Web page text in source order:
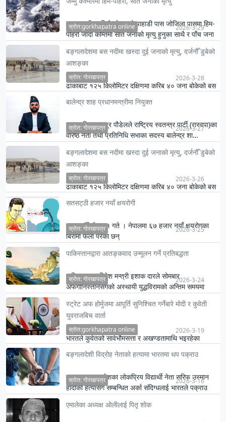
जम्मु कश्मीर नजिकैको अग्लो पाहाडी पास जोजिला पासमा हिम-
पहिरो जाँदा कम्तिमा सात जनाको मृत्यु हुनुका साथै र पाँच जना
स्रोत:gorkhapatra online 2026-3-29
बङ्गलादेशमा बस नदीमा खस्दा दुई जनाको मृत्यु, दर्जनौँ डुबेको
आशङ्का
ढाकाबाट १२५ किलोमिटर दक्षिणमा करिब ४० जना बोकेको बस
दुर्घटना भई नदीमा डुब्दा यसमा सवार अधिकांश नदीमा डुवेको
आशङ्का गरिए…
स्रोत: गोरखापत्र 2026-3-28
बालेन्द्र शाह प्रधानमन्त्रीमा नियुक्त
राष्ट्रपति रामचन्द्र पौडेलले राष्ट्रिय स्वतन्त्र पार्टी (रास्वपा)का
वरिष्ठ नेता तथा प्रतिनिधि सभाका सदस्य बालेन्द्र शा…
स्रोत: गोरखापत्र 2026-3-27
बङ्गलादेशमा बस नदीमा खस्दा दुई जनाको मृत्यु, दर्जनौँ डुबेको
आशङ्का
ढाकाबाट १२५ किलोमिटर दक्षिणमा करिब ४० जना बोकेको बस
दुर्घटना भई नदीमा डुब्दा यसमा सवार अधिकांश नदीमा डुवेको
आशङ्का गरिए…
स्रोत: गोरखापत्र 2026-3-26
सतसट्ठी हजार नयाँ क्षयरोगी
काठमाडौँ, चैत ११ गते । नेपालमा ६७ हजार नयाँ क्षयरोगका
बिरामी फेला परेका छन्
स्रोत: गोरखापत्र 2026-3-25
पाकिस्तानद्वारा आतङ्कवाद उन्मूलन गर्ने प्रतिबद्धता
पाकिस्तानका विदेश मन्त्री इशाक दारले सोमबार
अफगानिस्तानसँगको अस्थायी युद्धविरामको अन्तिम समयमा
स्रोत: गोरखापत्र 2026-3-24
स्ट्रेट अफ होर्मुजमा आपूर्ति सुनिश्चित गर्नेबारे मोदी र कुवेती
युवराजबिच वार्ता
भारतले कुवेतको सार्वभौमसत्ता र अखण्डतामाथि भइरहेका
आक्रमणहरूको पुनः कडा शब्दमा निन्दा गरेको छ।
स्रोत:gorkhapatra online 2026-3-19
बङ्गलादेशी विद्रोह नेताको हत्यामा भारतमा थप पक्राउ
ढाकामा बङ्गलादेशका लोकप्रिय विद्यार्थी नेता सरिफ उस्मान
हादीको हत्यासँग सम्बन्धित अर्का संदिग्धलाई भारतले पक्राउ
स्रोत: गोरखापत्र 2026-3-16
एमालेका अध्यक्ष ओलीलाई पितृ शोक